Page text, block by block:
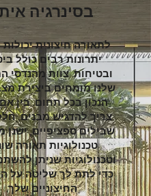
בסינרגיה
לתאורה חיצונית
יתרונות רבים כולל
ובטיחות. צוות מהנדסי
שלנו מומחים ביצירת
הנכון בכל תחום. בין
צריך להדגיש מבנים,
שבילים ספציפיים, ישנן
טכנולוגיות תאורה
וטכנולוגיות שניתן
כדי לתת לך שליטה על
החיצוניים שלך.